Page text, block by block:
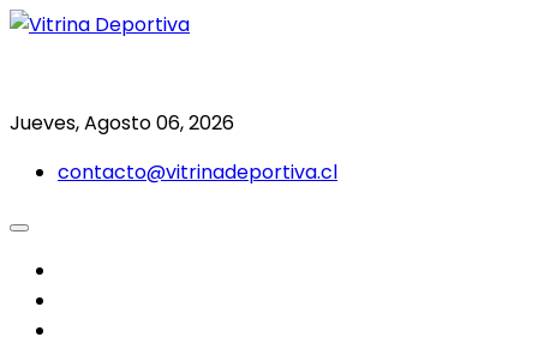
Saltar
Jueves, Agosto 06, 2026
contacto@vitrinadeportiva.cl